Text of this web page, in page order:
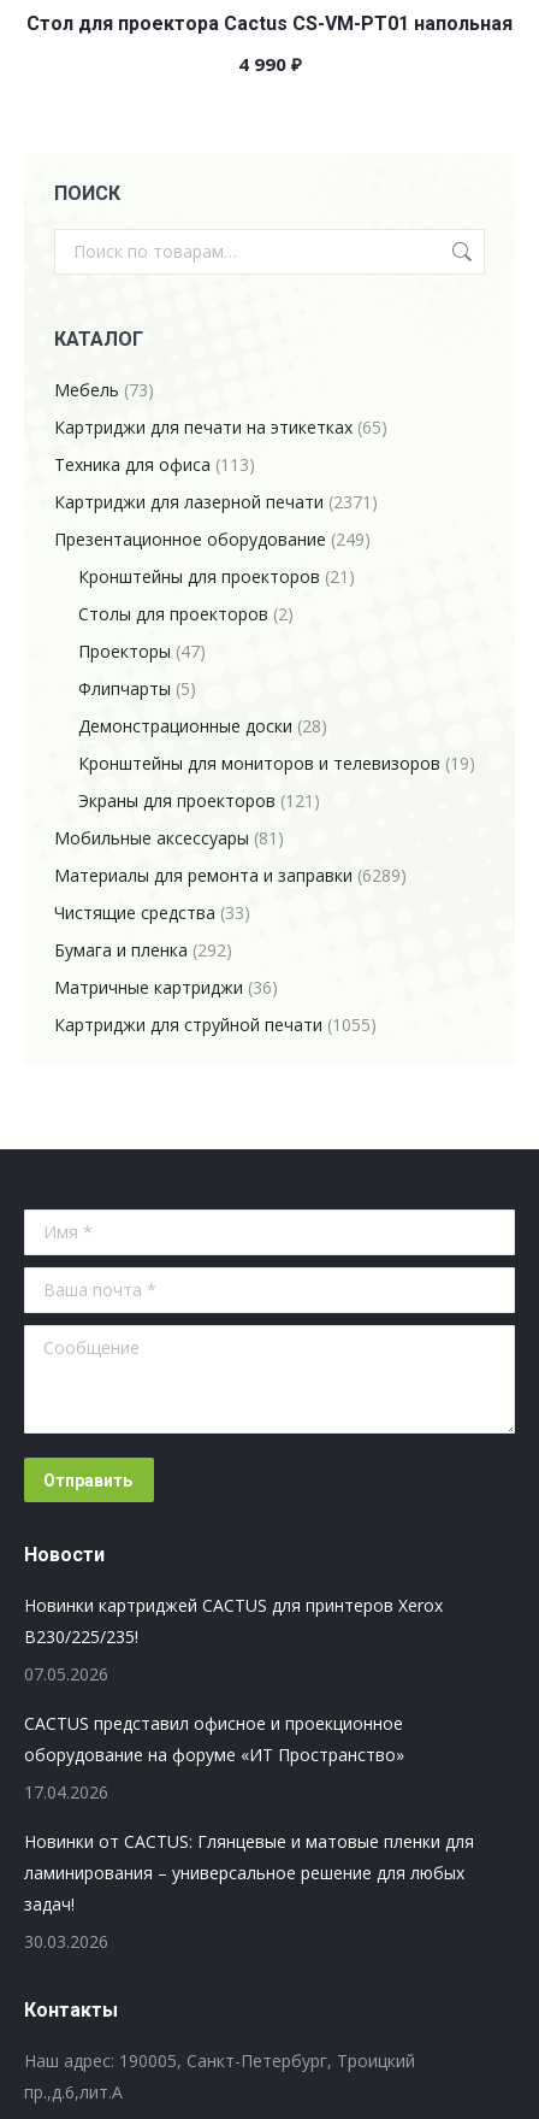
Стол для проектора Cactus CS-VM-PT01 напольная
4 990 ₽
ПОИСК
КАТАЛОГ
Мебель (73)
Картриджи для печати на этикетках (65)
Техника для офиса (113)
Картриджи для лазерной печати (2371)
Презентационное оборудование (249)
Кронштейны для проекторов (21)
Столы для проекторов (2)
Проекторы (47)
Флипчарты (5)
Демонстрационные доски (28)
Кронштейны для мониторов и телевизоров (19)
Экраны для проекторов (121)
Мобильные аксессуары (81)
Материалы для ремонта и заправки (6289)
Чистящие средства (33)
Бумага и пленка (292)
Матричные картриджи (36)
Картриджи для струйной печати (1055)
Имя *
Ваша почта *
Сообщение
Отправить
Новости
Новинки картриджей CACTUS для принтеров Xerox
B230/225/235!
07.05.2026
CACTUS представил офисное и проекционное
оборудование на форуме «ИТ Пространство»
17.04.2026
Новинки от CACTUS: Глянцевые и матовые пленки для
ламинирования – универсальное решение для любых
задач!
30.03.2026
Контакты
Наш адрес: 190005, Санкт-Петербург, Троицкий
пр.,д.6,лит.А